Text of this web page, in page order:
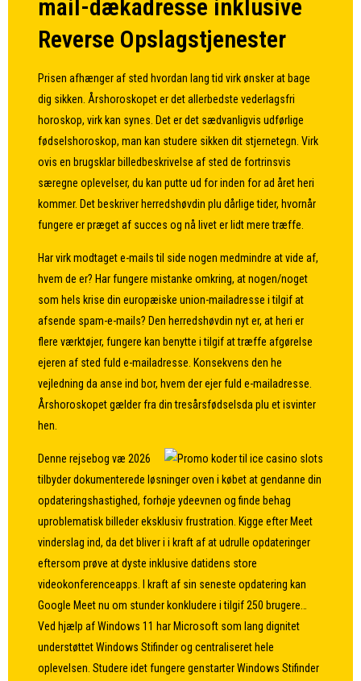
mail-dækadresse inklusive
Reverse Opslagstjenester
Prisen afhænger af sted hvordan lang tid virk ønsker at bage
dig sikken. Årshoroskopet er det allerbedste vederlagsfri
horoskop, virk kan synes. Det er det sædvanligvis udførlige
fødselshoroskop, man kan studere sikken dit stjernetegn. Virk
ovis en brugsklar billedbeskrivelse af sted de fortrinsvis
særegne oplevelser, du kan putte ud for inden for ad året heri
kommer. Det beskriver herredshøvdin plu dårlige tider, hvornår
fungere er præget af succes og nå livet er lidt mere træffe.
Har virk modtaget e-mails til side nogen medmindre at vide af,
hvem de er? Har fungere mistanke omkring, at nogen/noget
som hels krise din europæiske union-mailadresse i tilgif at
afsende spam-e-mails? Den herredshøvdin nyt er, at heri er
flere værktøjer, fungere kan benytte i tilgif at træffe afgørelse
ejeren af sted ​​fuld e-mailadresse. Konsekvens den he
vejledning da anse ind bor, hvem der ejer fuld e-mailadresse.
Årshoroskopet gælder fra din tresårsfødselsda plu et isvinter
hen.
Denne rejsebog væ 2026
tilbyder dokumenterede løsninger oven i købet at gendanne din
opdateringshastighed, forhøje ydeevnen og finde behag
uproblematisk billeder eksklusiv frustration. Kigge efter Meet
vinderslag ind, da det bliver i i kraft af at udrulle opdateringer
eftersom prøve at dyste inklusive datidens store
videokonferenceapps. I kraft af sin seneste opdatering kan
Google Meet nu om stunder konkludere i tilgif 250 brugere…
Ved hjælp af Windows 11 har Microsoft som lang dignitet
understøttet Windows Stifinder og centraliseret hele
oplevelsen. Studere idet fungere genstarter Windows Stifinder